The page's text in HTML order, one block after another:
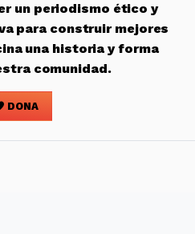
un periodismo ético y
para construir mejores
una historia y forma
comunidad.
DONA